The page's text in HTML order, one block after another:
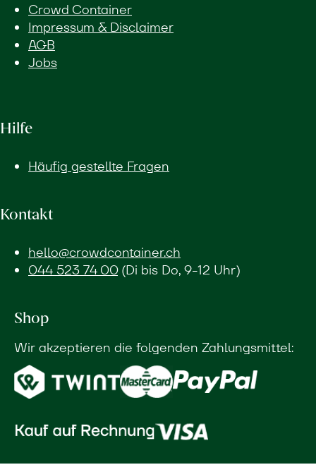
Crowd Container
Impressum & Disclaimer
AGB
Jobs
Hilfe
Häufig gestellte Fragen
Kontakt
hello@crowdcontainer.ch
044 523 74 00(Di bis Do, 9-12 Uhr)
Shop
Wir akzeptieren die folgenden Zahlungsmittel: